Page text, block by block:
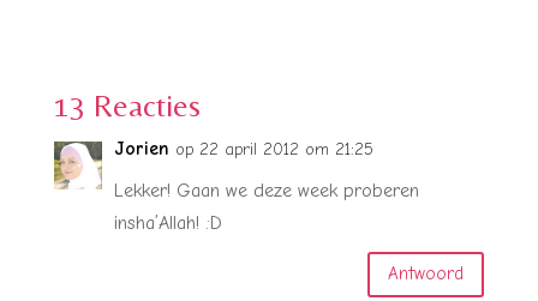
13 Reacties
Jorien op 22 april 2012 om 21:25
Lekker! Gaan we deze week proberen
insha’Allah! :D
Antwoord